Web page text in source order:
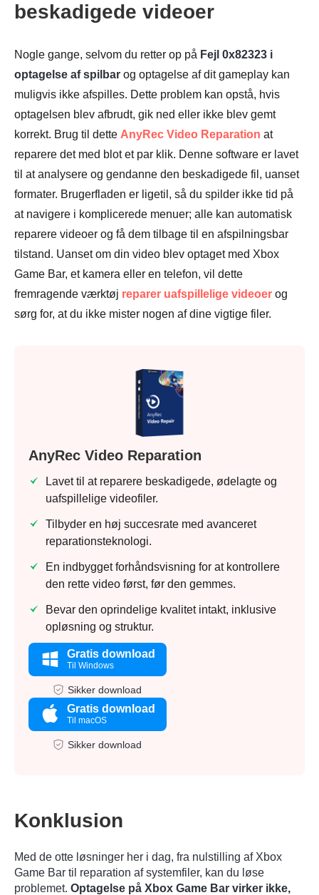
Trin 2.
Trin 2.
beskadigede videoer
Nogle gange, selvom du retter op på Fejl 0x82323 i
optagelse af spilbar og optagelse af dit gameplay kan
muligvis ikke afspilles. Dette problem kan opstå, hvis
optagelsen blev afbrudt, gik ned eller ikke blev gemt
korrekt. Brug til dette AnyRec Video Reparation at
reparere det med blot et par klik. Denne software er lavet
til at analysere og gendanne den beskadigede fil, uanset
formater. Brugerfladen er ligetil, så du spilder ikke tid på
at navigere i komplicerede menuer; alle kan automatisk
reparere videoer og få dem tilbage til en afspilningsbar
tilstand. Uanset om din video blev optaget med Xbox
Game Bar, et kamera eller en telefon, vil dette
fremragende værktøj reparer uafspillelige videoer og
sørg for, at du ikke mister nogen af dine vigtige filer.
AnyRec Video Reparation
Lavet til at reparere beskadigede, ødelagte og
uafspillelige videofiler.
Tilbyder en høj succesrate med avanceret
reparationsteknologi.
En indbygget forhåndsvisning for at kontrollere
den rette video først, før den gemmes.
Bevar den oprindelige kvalitet intakt, inklusive
opløsning og struktur.
Gratis download
Til Windows
Sikker download
Gratis download
Til macOS
Sikker download
Konklusion
Med de otte løsninger her i dag, fra nulstilling af Xbox
Game Bar til reparation af systemfiler, kan du løse
problemet. Optagelse på Xbox Game Bar virker ikke,